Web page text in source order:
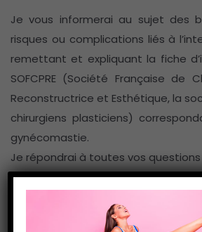
Je vous informerai au sujet des
risques ou complications liés à
remettant et expliquant la fiche
SOFCPRE (Société Française de
Reconstructrice et Esthétique, la
chirurgiens plasticiens)
gynécomastie.
Je répondrai à toutes vos
future opération.
Et je vous prescrirai une